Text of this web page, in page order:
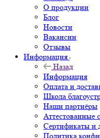
О продукции
Блог
Новости
Вакансии
Отзывы
Информация
Назад
Информация
Оплата и
Школа
Наши партнёры
Аттестованные
Сертификаты и
Политика